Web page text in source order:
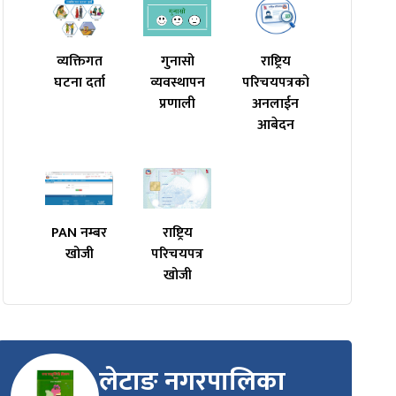
व्यक्तिगत
घटना दर्ता
गुनासो
व्यवस्थापन
प्रणाली
राष्ट्रिय
परिचयपत्रको
अनलाईन
आबेदन
PAN नम्बर
खोजी
राष्ट्रिय
परिचयपत्र
खोजी
लेटाङ नगरपालिका